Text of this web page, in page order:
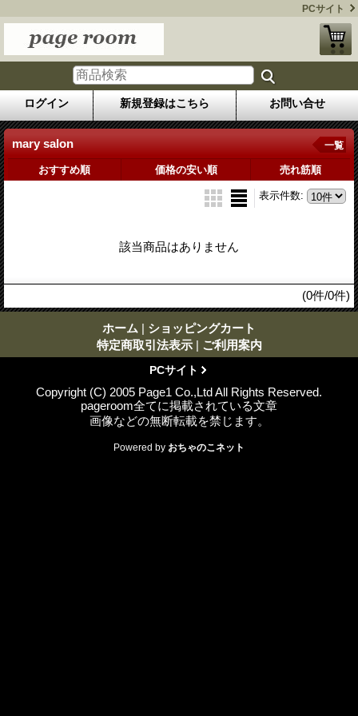
PCサイト
ログイン 新規登録はこちら お問い合せ
mary salon 一覧
おすすめ順 価格の安い順 売れ筋順
表示件数:
該当商品はありません
(0件/0件)
ホーム | ショッピングカート
特定商取引法表示 | ご利用案内
PCサイト
Copyright (C) 2005 Page1 Co.,Ltd All Rights Reserved.
pageroom全てに掲載されている文章
画像などの無断転載を禁じます。
Powered by おちゃのこネット